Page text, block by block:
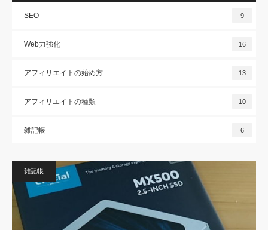
SEO 9
Web力強化 16
アフィリエイトの始め方 13
アフィリエイトの種類 10
雑記帳 6
雑記帳